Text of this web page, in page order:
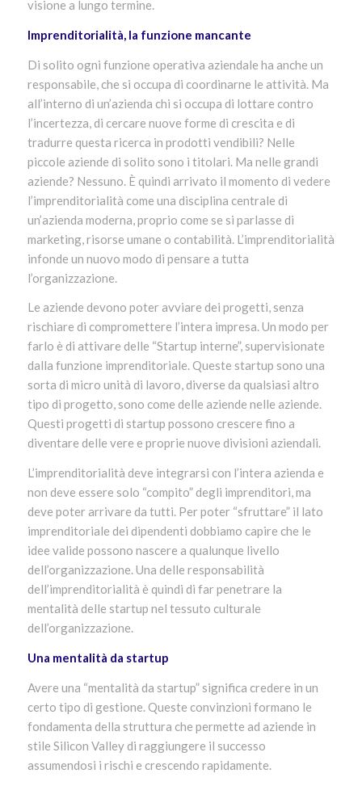
visione a lungo termine.
Imprenditorialità, la funzione mancante
Di solito ogni funzione operativa aziendale ha anche un
responsabile, che si occupa di coordinarne le attività. Ma
all’interno di un’azienda chi si occupa di lottare contro
l’incertezza, di cercare nuove forme di crescita e di
tradurre questa ricerca in prodotti vendibili? Nelle
piccole aziende di solito sono i titolari. Ma nelle grandi
aziende? Nessuno. È quindi arrivato il momento di vedere
l’imprenditorialità come una disciplina centrale di
un’azienda moderna, proprio come se si parlasse di
marketing, risorse umane o contabilità. L’imprenditorialità
infonde un nuovo modo di pensare a tutta
l’organizzazione.
Le aziende devono poter avviare dei progetti, senza
rischiare di compromettere l’intera impresa. Un modo per
farlo è di attivare delle “Startup interne”, supervisionate
dalla funzione imprenditoriale. Queste startup sono una
sorta di micro unità di lavoro, diverse da qualsiasi altro
tipo di progetto, sono come delle aziende nelle aziende.
Questi progetti di startup possono crescere fino a
diventare delle vere e proprie nuove divisioni aziendali.
L’imprenditorialità deve integrarsi con l’intera azienda e
non deve essere solo “compito” degli imprenditori, ma
deve poter arrivare da tutti. Per poter “sfruttare” il lato
imprenditoriale dei dipendenti dobbiamo capire che le
idee valide possono nascere a qualunque livello
dell’organizzazione. Una delle responsabilità
dell’imprenditorialità è quindi di far penetrare la
mentalità delle startup nel tessuto culturale
dell’organizzazione.
Una mentalità da startup
Avere una “mentalità da startup” significa credere in un
certo tipo di gestione. Queste convinzioni formano le
fondamenta della struttura che permette ad aziende in
stile Silicon Valley di raggiungere il successo
assumendosi i rischi e crescendo rapidamente.